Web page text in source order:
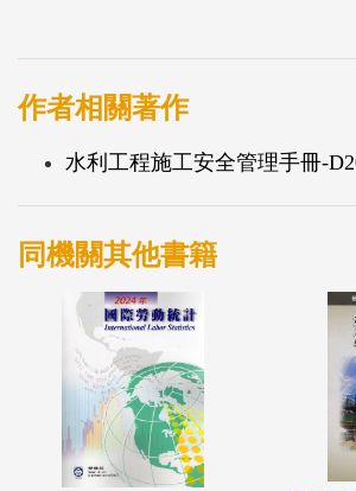
全管理作為之執行成效。用以，提
工安全之技術水準。
作者相關著作
水利工程施工安全管理手冊-
同機關其他書籍